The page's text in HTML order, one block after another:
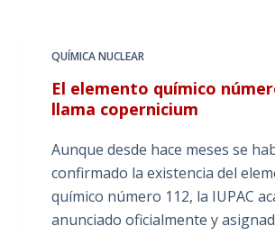
QUÍMICA NUCLEAR
El elemento químico
llama copernicium
Aunque desde hace meses se
confirmado la existencia del
químico número 112, la IUPAC
anunciado oficialmente y